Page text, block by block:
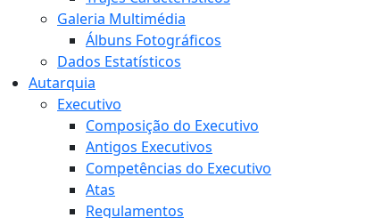
Galeria Multimédia
Álbuns Fotográficos
Dados Estatísticos
Autarquia
Executivo
Composição do Executivo
Antigos Executivos
Competências do Executivo
Atas
Regulamentos